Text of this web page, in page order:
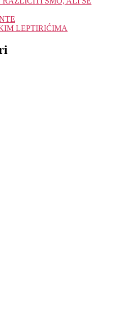
LEPTIRIĆIMA